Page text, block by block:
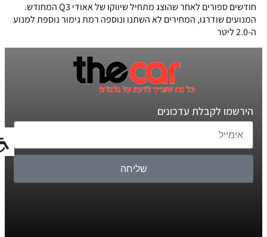
חודשים ספורים לאחר שהוצג מתחיל שיווקו של אאודי Q3 המחודש.
המנועים שודרגו, המחירים לא השתנו ונוספה רמת גימור נוספת למנוע
ה-2.0 ליטר
הירשמו לקבלת עדכונים
שליחה